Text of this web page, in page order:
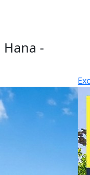
Hana -